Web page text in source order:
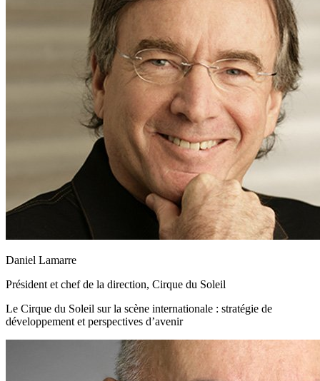
Daniel Lamarre
Président et chef de la direction, Cirque du Soleil
Le Cirque du Soleil sur la scène internationale : stratégie de
développement et perspectives d’avenir